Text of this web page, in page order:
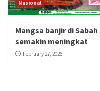
Nasional
Mangsa banjir di Sabah
semakin meningkat
February 27, 2026